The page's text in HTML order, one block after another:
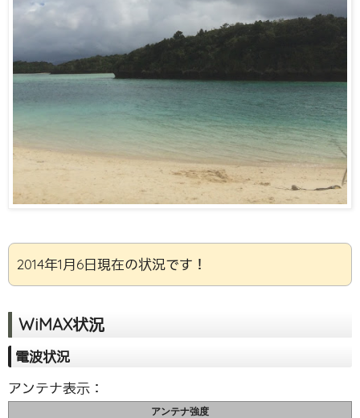
2014年1月6日現在の状況です！
WiMAX状況
電波状況
アンテナ表示：
アンテナ強度